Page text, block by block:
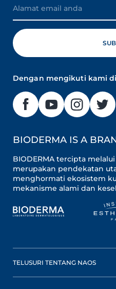
Dengan mengikuti kami
BIODERMA IS A
BIODERMA tercipta
merupakan pendekatan
menghormati ekosistem
mekanisme alami dan
TELUSURI TENTANG NAOS